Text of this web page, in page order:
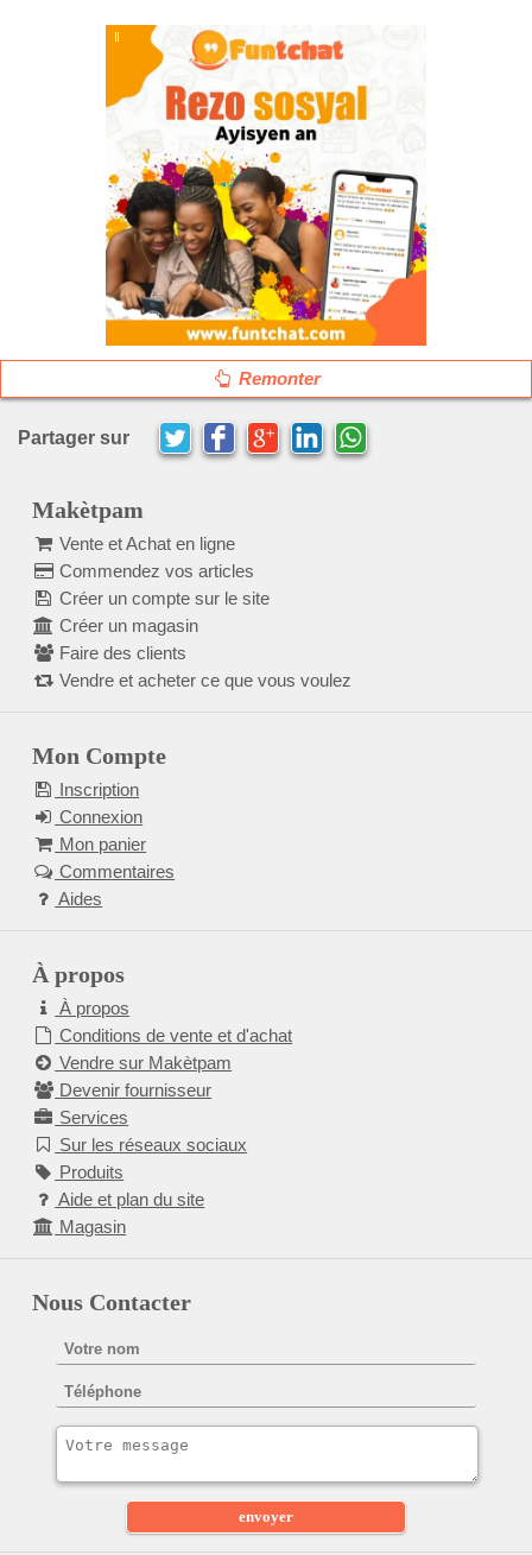
Remonter
Partager sur
Makètpam
Vente et Achat en ligne
Commendez vos articles
Créer un compte sur le site
Créer un magasin
Faire des clients
Vendre et acheter ce que vous voulez
Mon Compte
Inscription
Connexion
Mon panier
Commentaires
Aides
À propos
À propos
Conditions de vente et d'achat
Vendre sur Makètpam
Devenir fournisseur
Services
Sur les réseaux sociaux
Produits
Aide et plan du site
Magasin
Nous Contacter